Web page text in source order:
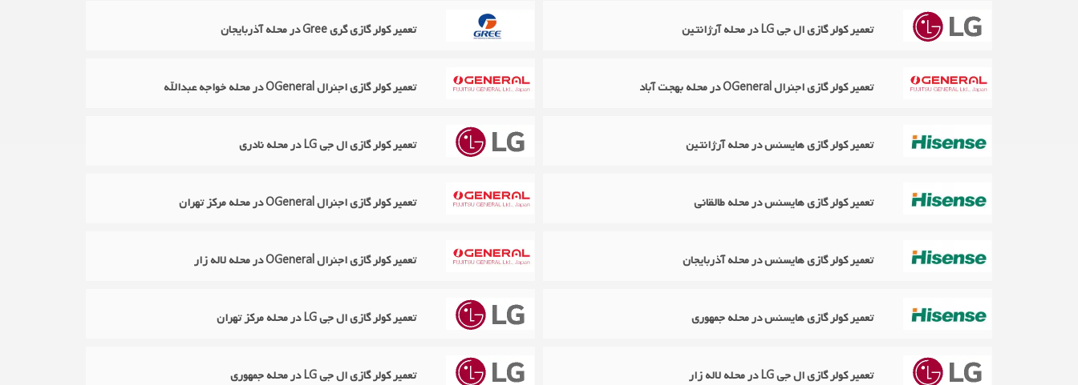
تعمیر کولر گازی ال جی LG در محله آرژانتین تعمیر کولر گازی گری Gree در محله آذربایجان
تعمیر کولر گازی اجنرال OGeneral در محله بهجت آباد تعمیر کولر گازی اجنرال OGeneral در محله خواجه عبدالله
تعمیر کولر گازی هایسنس در محله آرژانتین تعمیر کولر گازی ال جی LG در محله نادری
تعمیر کولر گازی هایسنس در محله طالقانی تعمیر کولر گازی اجنرال OGeneral در محله مرکز تهران
تعمیر کولر گازی هایسنس در محله آذربایجان تعمیر کولر گازی اجنرال OGeneral در محله لاله زار
تعمیر کولر گازی هایسنس در محله جمهوری تعمیر کولر گازی ال جی LG در محله مرکز تهران
تعمیر کولر گازی ال جی LG در محله لاله زار تعمیر کولر گازی ال جی LG در محله جمهوری